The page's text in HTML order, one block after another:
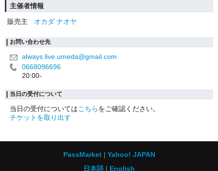
主催者情報
販売主
オカダ ナオヤ
お問い合わせ先
always.live.umeda@gmail.com
0668096696
20:00-
当日の受付について
当日の受付についてはこちらをご確認ください。
チケットを取り出す
PassMarket
Yahoo! JAPAN
日本語
English